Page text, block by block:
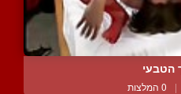
הטבעי
| 0 המלצות